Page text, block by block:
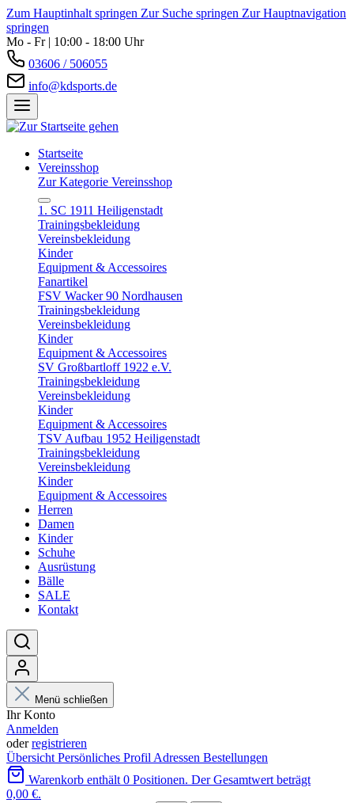
Zum Hauptinhalt springen Zur Suche springen Zur Hauptnavigation
springen
Mo - Fr | 10:00 - 18:00 Uhr
03606 / 506055
info@kdsports.de
Startseite
Vereinsshop
Zur Kategorie Vereinsshop
1. SC 1911 Heiligenstadt
Trainingsbekleidung
Vereinsbekleidung
Kinder
Equipment & Accessoires
Fanartikel
FSV Wacker 90 Nordhausen
Trainingsbekleidung
Vereinsbekleidung
Kinder
Equipment & Accessoires
SV Großbartloff 1922 e.V.
Trainingsbekleidung
Vereinsbekleidung
Kinder
Equipment & Accessoires
TSV Aufbau 1952 Heiligenstadt
Trainingsbekleidung
Vereinsbekleidung
Kinder
Equipment & Accessoires
Herren
Damen
Kinder
Schuhe
Ausrüstung
Bälle
SALE
Kontakt
Menü schließen
Ihr Konto
Anmelden
oderregistrieren
Übersicht Persönliches Profil Adressen Bestellungen
Warenkorb enthält 0 Positionen. Der Gesamtwert beträgt
0,00 €.